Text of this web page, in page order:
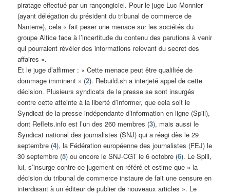
piratage effectué par un rançongiciel. Pour le juge Luc Monnier
(ayant délégation du président du tribunal de commerce de
Nanterre), cela « fait peser une menace sur les sociétés du
groupe Altice face à l’incertitude du contenu des parutions à venir
qui pourraient révéler des informations relevant du secret des
affaires ».
Et le juge d’affirmer : « Cette menace peut être qualifiée de
dommage imminent » (2). Rebuild.sh a interjeté appel de cette
décision. Plusieurs syndicats de la presse se sont insurgés
contre cette atteinte à la liberté d’informer, que cela soit le
Syndicat de la presse indépendante d’information en ligne (Spiil),
dont Reflets.info est l’un des 260 membres (3), mais aussi le
Syndicat national des journalistes (SNJ) qui a réagi dès le 29
septembre (4), la Fédération européenne des journalistes (FEJ) le
30 septembre (5) ou encore le SNJ-CGT le 6 octobre (6). Le Spiil,
lui, s’insurge contre ce jugement en référé et estime que « la
décision du tribunal de commerce instaure de fait une censure en
interdisant à un éditeur de publier de nouveaux articles ». Le